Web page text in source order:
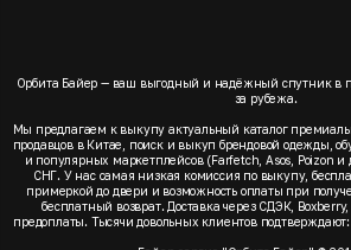
Орбита Байер — ваш выгодный и надёжный спутник в
за рубежа.
Мы предлагаем к выкупу актуальный каталог
продавцов в Китае, поиск и выкуп брендовой одежды,
и популярных маркетплейсов (Farfetch, Asos, Poizon и
СНГ. У нас самая низкая комиссия по выкупу,
примеркой до двери и возможность оплаты при
бесплатный возврат. Доставка через СДЭК,
предоплаты. Тысячи довольных клиентов